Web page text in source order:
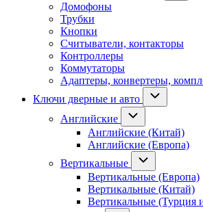
Домофоны
Трубки
Кнопки
Считыватели, контакторы
Контроллеры
Коммутаторы
Адаптеры, конвертеры,
Ключи дверные и авто
Английские
Английские (Китай)
Английские (Европа)
Вертикальные
Вертикальные (Европа)
Вертикальные (Китай)
Вертикальные (Турция